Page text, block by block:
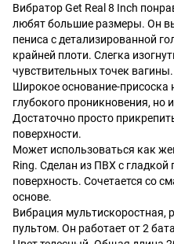
Вибратор Get Real 8 Inch
любят большие размеры. Он
пениса с детализированной
крайней плоти. Слегка
чувствительных точек вагины.
Широкое основание-присоска
глубокого проникновения, но
Достаточно просто
поверхности.
Может использоваться как
Ring. Сделан из ПВХ с гладкой
поверхность. Сочетается со
основе.
Вибрация мультискоростная,
пультом. Он работает от 2